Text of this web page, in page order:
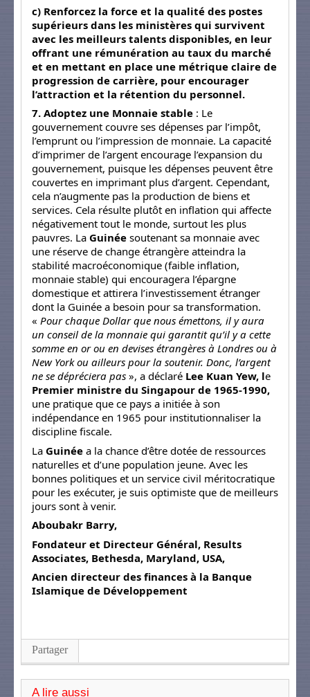
c) Renforcez la force et la qualité des postes
supérieurs dans les ministères qui survivent
avec les meilleurs talents disponibles, en leur
offrant une rémunération au taux du marché
et en mettant en place une métrique claire de
progression de carrière, pour encourager
l’attraction et la rétention du personnel.
7. Adoptez une Monnaie stable : Le
gouvernement couvre ses dépenses par l’impôt,
l’emprunt ou l’impression de monnaie. La capacité
d’imprimer de l’argent encourage l’expansion du
gouvernement, puisque les dépenses peuvent être
couvertes en imprimant plus d’argent. Cependant,
cela n’augmente pas la production de biens et
services. Cela résulte plutôt en inflation qui affecte
négativement tout le monde, surtout les plus
pauvres. La Guinée soutenant sa monnaie avec
une réserve de change étrangère atteindra la
stabilité macroéconomique (faible inflation,
monnaie stable) qui encouragera l’épargne
domestique et attirera l’investissement étranger
dont la Guinée a besoin pour sa transformation.
« Pour chaque Dollar que nous émettons, il y aura
un conseil de la monnaie qui garantit qu’il y a cette
somme en or ou en devises étrangères à Londres ou à
New York ou ailleurs pour la soutenir. Donc, l’argent
ne se dépréciera pas », a déclaré Lee Kuan Yew, le
Premier ministre du Singapour de 1965-1990,
une pratique que ce pays a initiée à son
indépendance en 1965 pour institutionnaliser la
discipline fiscale.
La Guinée a la chance d’être dotée de ressources
naturelles et d’une population jeune. Avec les
bonnes politiques et un service civil méritocratique
pour les exécuter, je suis optimiste que de meilleurs
jours sont à venir.
Aboubakr Barry,
Fondateur et Directeur Général, Results
Associates, Bethesda, Maryland, USA,
Ancien directeur des finances à la Banque
Islamique de Développement
Partager
A lire aussi